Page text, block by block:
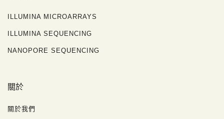
ILLUMINA MICROARRAYS
ILLUMINA SEQUENCING
NANOPORE SEQUENCING
關於
關於我們